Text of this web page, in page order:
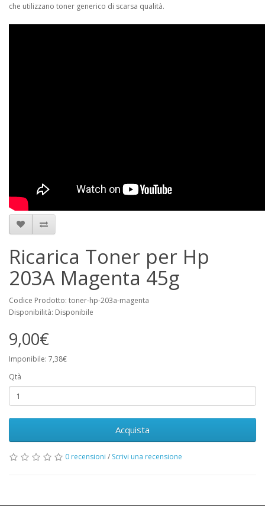
che utilizzano toner generico di scarsa qualità.
Ricarica Toner per Hp
203A Magenta 45g
Codice Prodotto: toner-hp-203a-magenta
Disponibilità: Disponibile
9,00€
Imponibile: 7,38€
Qtà
Acquista
0 recensioni / Scrivi una recensione